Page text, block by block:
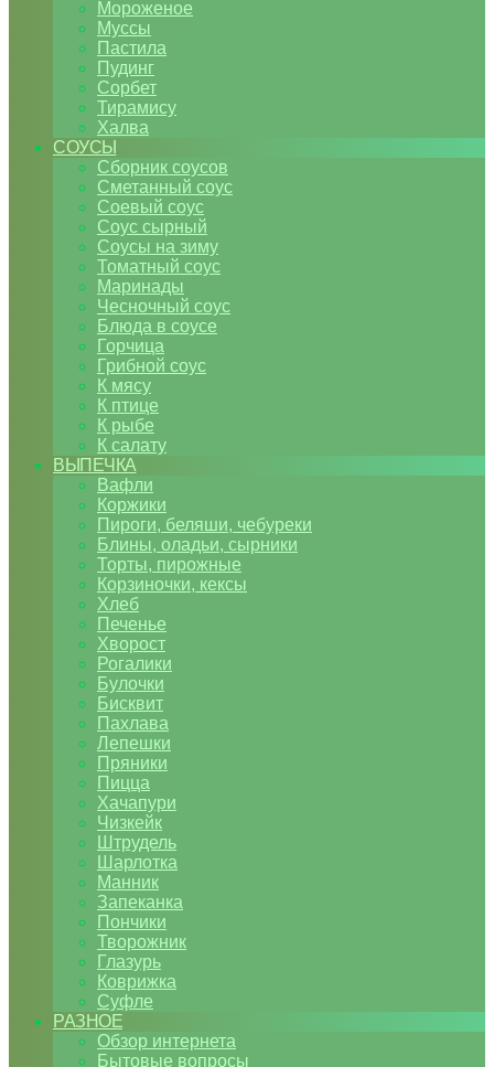
Мороженое
Муссы
Пастила
Пудинг
Сорбет
Тирамису
Халва
СОУСЫ
Сборник соусов
Сметанный соус
Соевый соус
Соус сырный
Соусы на зиму
Томатный соус
Маринады
Чесночный соус
Блюда в соусе
Горчица
Грибной соус
К мясу
К птице
К рыбе
К салату
ВЫПЕЧКА
Вафли
Коржики
Пироги, беляши, чебуреки
Блины, оладьи, сырники
Торты, пирожные
Корзиночки, кексы
Хлеб
Печенье
Хворост
Рогалики
Булочки
Бисквит
Пахлава
Лепешки
Пряники
Пицца
Хачапури
Чизкейк
Штрудель
Шарлотка
Манник
Запеканка
Пончики
Творожник
Глазурь
Коврижка
Суфле
РАЗНОЕ
Обзор интернета
Бытовые вопросы